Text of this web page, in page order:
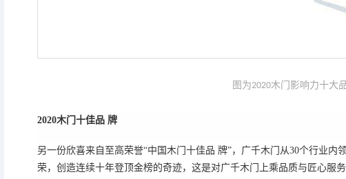
图为2020木门影响力十大
2020木门十佳品 牌
另一份欣喜来自至高荣誉“中国木门十佳品 牌”，广千木门从30个行业内
荣，创造连续十年登顶金榜的奇迹，这是对广千木门上乘品质与匠心服